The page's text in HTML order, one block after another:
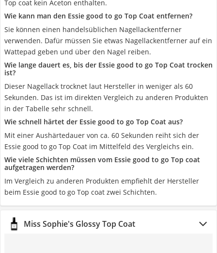
Top coat kein Aceton enthalten.
Wie kann man den Essie good to go Top Coat entfernen?
Sie können einen handelsüblichen Nagellackentferner
verwenden. Dafür müssen Sie etwas Nagellackentferner auf ein
Wattepad geben und über den Nagel reiben.
Wie lange dauert es, bis der Essie good to go Top Coat trocken
ist?
Dieser Nagellack trocknet laut Hersteller in weniger als 60
Sekunden. Das ist im direkten Vergleich zu anderen Produkten
in der Tabelle sehr schnell.
Wie schnell härtet der Essie good to go Top Coat aus?
Mit einer Aushärtedauer von ca. 60 Sekunden reiht sich der
Essie good to go Top Coat im Mittelfeld des Vergleichs ein.
Wie viele Schichten müssen vom Essie good to go Top coat
aufgetragen werden?
Im Vergleich zu anderen Produkten empfiehlt der Hersteller
beim Essie good to go Top coat zwei Schichten.
Miss Sophie's Glossy Top Coat